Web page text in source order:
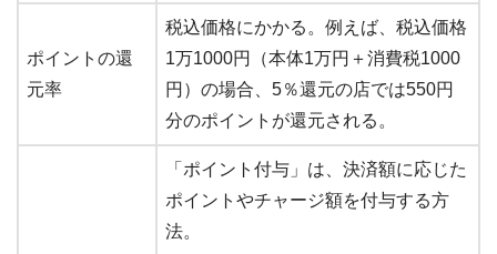
ポイントの還
元率
税込価格にかかる。例えば、税込価格
1万1000円（本体1万円＋消費税1000
円）の場合、5％還元の店では550円
分のポイントが還元される。
「ポイント付与」は、決済額に応じた
ポイントやチャージ額を付与する方
法。